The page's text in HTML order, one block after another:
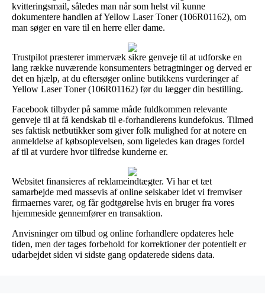
kvitteringsmail, således man når som helst vil kunne
dokumentere handlen af Yellow Laser Toner (106R01162), om
man søger en vare til en herre eller dame.
Trustpilot præsterer immervæk sikre genveje til at udforske en
lang række nuværende konsumenters betragtninger og derved er
det en hjælp, at du eftersøger online butikkens vurderinger af
Yellow Laser Toner (106R01162) før du lægger din bestilling.
Facebook tilbyder på samme måde fuldkommen relevante
genveje til at få kendskab til e-forhandlerens kundefokus. Tilmed
ses faktisk netbutikker som giver folk mulighed for at notere en
anmeldelse af købsoplevelsen, som ligeledes kan drages fordel
af til at vurdere hvor tilfredse kunderne er.
Websitet finansieres af reklameindtægter. Vi har et tæt
samarbejde med massevis af online selskaber idet vi fremviser
firmaernes varer, og får godtgørelse hvis en bruger fra vores
hjemmeside gennemfører en transaktion.
Anvisninger om tilbud og online forhandlere opdateres hele
tiden, men der tages forbehold for korrektioner der potentielt er
udarbejdet siden vi sidste gang opdaterede sidens data.